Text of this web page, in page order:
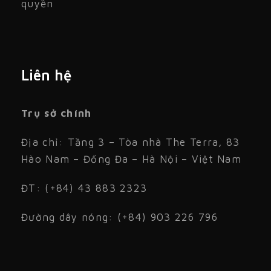
quyền
Liên hệ
Trụ sở chính
Địa chỉ: Tầng 3 – Tòa nhà The Terra, 83
Hào Nam – Đống Đa – Hà Nội – Việt Nam
ĐT: (+84) 43 883 2323
Đường dây nóng: (+84) 903 226 796